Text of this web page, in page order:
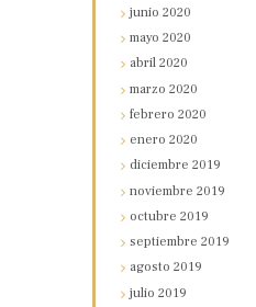
junio2020
mayo2020
abril2020
marzo2020
febrero2020
enero2020
diciembre2019
noviembre2019
octubre2019
septiembre2019
agosto2019
julio2019